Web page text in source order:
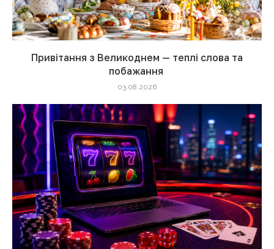
Привітання з Великоднем — теплі слова та
побажання
03.08.2026